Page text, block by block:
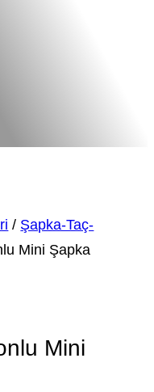
/ Şapka-Taç-
Mini Şapka
Mini